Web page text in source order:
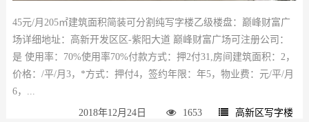
45元/月205㎡建筑面积简装可分割纯写字楼乙级楼盘：巅峰财富广
场详细地址：高新开发区区-紫阳大道 巅峰财富广场可注册公司：
是 使用率：70%使用率70%付款方式：押2付31,房间建筑面积：2，
价格：/平/月3，*方式：押付4，签约年限：年5，物业费：元/平/月
6，...
2018年12月24日 1653 高新区写字楼